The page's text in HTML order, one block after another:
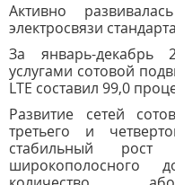
Активно
электросвязи
За январь-декабрь
услугами сотовой
LTE составил 99,0
Развитие сетей
третьего и
стабильный рост
широкополосного